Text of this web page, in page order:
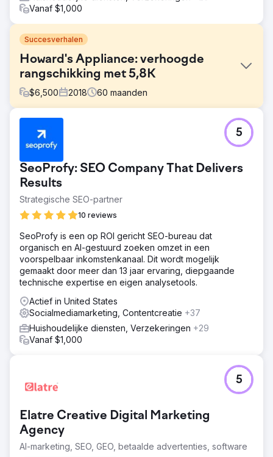
Vanaf $1,000
Succesverhalen
Howard's Appliance: verhoogde
rangschikking met 5,8K
$6,500 2018 60 maanden
In 2019 riskeerde Howard's de financiële neergang en
winkelsluitingen van Sears. Om te herstellen had het
bedrijf een sterke digitale marketingstrategie nodig om
groeigedreven doelgroepen te targeten.
Oplossing
Ik heb SEO-fundamenten toegepast op alle
domeineigenschappen, pagina's met belangrijke
autoriteit opgebouwd, blogcontent uitgebreid op
belangrijke sociale kanalen, een strategie voor
beoordelingsbeheer ontwikkeld en aangepaste
rapportages ontwikkeld om diepgaande inzichten te
verkrijgen uit klantbeoordelingen.
Resultaat
Tijdens Howards digitale marketingcampagne
realiseerden we een groei van 5.8K in de
rangschikkingen op pagina 1, een stijging van 17% in de
gemiddelde beoordelingscijfers, een stijging van 44% in
SeoProfy: SEO Company That Delivers
Results
Strategische SEO-partner
10 reviews
5
SeoProfy is een op ROI gericht SEO-bureau dat
organisch en AI-gestuurd zoeken omzet in een
voorspelbaar inkomstenkanaal. Dit wordt mogelijk
gemaakt door meer dan 13 jaar ervaring, diepgaande
technische expertise en eigen analysetools.
Actief in United States
Socialmediamarketing, Contentcreatie +37
Huishoudelijke diensten, Verzekeringen +29
Vanaf $1,000
Elatre Creative Digital Marketing
Agency
AI-marketing, SEO, GEO, betaalde advertenties, software
5